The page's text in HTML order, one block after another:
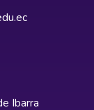
Ibarra